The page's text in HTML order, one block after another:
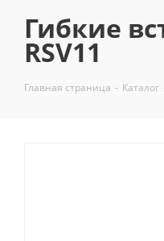
Гибкие
RSV11
Главная страница - Каталог